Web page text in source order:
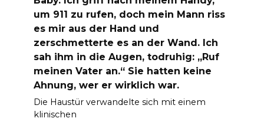
um 911 zu rufen, doch mein Mann riss
es mir aus der Hand und
zerschmetterte es an der Wand. Ich
sah ihm in die Augen, todruhig: „Ruf
meinen Vater an.“ Sie hatten keine
Ahnung, wer er wirklich war.
Die Haustür verwandelte sich mit einem
klinischen